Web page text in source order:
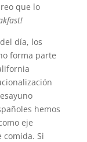
que lo
día, los
forma parte
hemos
eje
Si